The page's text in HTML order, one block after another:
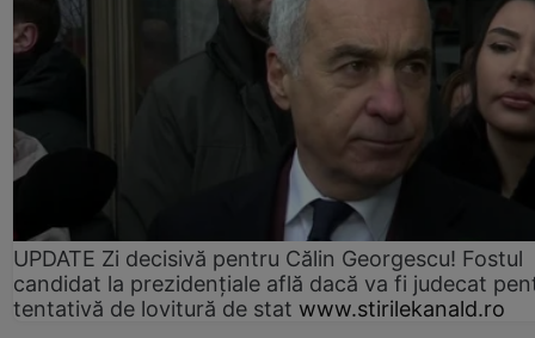
UPDATE Zi decisivă pentru Călin Georgescu! Fostul
candidat la prezidențiale află dacă va fi judecat
tentativă de lovitură de stat www.stirilekanald.ro